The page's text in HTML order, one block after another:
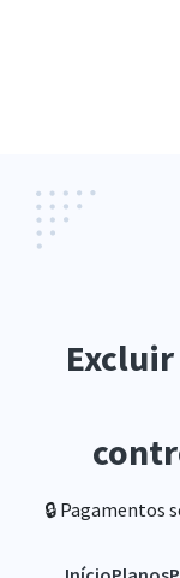
🔒 Pagamentos